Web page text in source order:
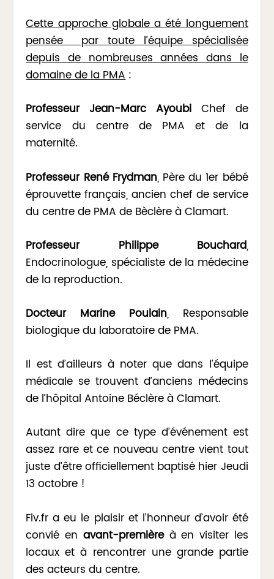
Cette approche globale a été longuement
pensée par toute l’équipe spécialisée
depuis de nombreuses années dans le
domaine de la PMA:
Professeur Jean-Marc Ayoubi Chef de
service du centre de PMA et de la
maternité.
Professeur René Frydman, Père du 1er bébé
éprouvette français, ancien chef de service
du centre de PMA de Bèclère à Clamart.
Professeur Philippe Bouchard,
Endocrinologue, spécialiste de la médecine
de la reproduction.
Docteur Marine Poulain, Responsable
biologique du laboratoire de PMA.
Il est d’ailleurs à noter que dans l’équipe
médicale se trouvent d’anciens médecins
de l’hôpital Antoine Béclère à Clamart.
Autant dire que ce type d’événement est
assez rare et ce nouveau centre vient tout
juste d’être officiellement baptisé hier Jeudi
13 octobre !
Fiv.fr a eu le plaisir et l’honneur d’avoir été
convié en avant-premièreà en visiter les
locaux et à rencontrer une grande partie
des acteurs du centre.